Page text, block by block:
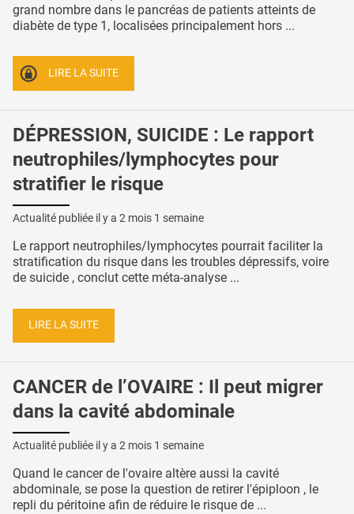
grand nombre dans le pancréas de patients atteints de
diabète de type 1, localisées principalement hors ...
LIRE LA SUITE
DÉPRESSION, SUICIDE : Le rapport
neutrophiles/lymphocytes pour
stratifier le risque
Actualité publiée il y a 2 mois 1 semaine
Le rapport neutrophiles/lymphocytes pourrait faciliter la
stratification du risque dans les troubles dépressifs, voire
de suicide , conclut cette méta-analyse ...
LIRE LA SUITE
CANCER de l’OVAIRE : Il peut migrer
dans la cavité abdominale
Actualité publiée il y a 2 mois 1 semaine
Quand le cancer de l'ovaire altère aussi la cavité
abdominale, se pose la question de retirer l'épiploon , le
repli du péritoine afin de réduire le risque de ...